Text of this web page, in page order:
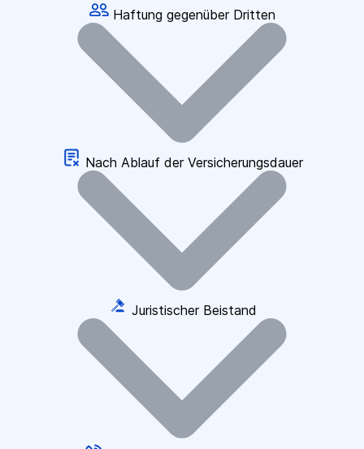
Haftung gegenüber Dritten
Nach Ablauf der Versicherungsdauer
Juristischer Beistand